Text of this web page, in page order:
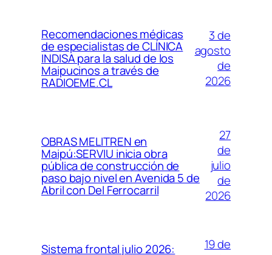
Recomendaciones médicas
de especialistas de CLÍNICA
INDISA para la salud de los
Maipucinos a través de
RADIOEME.CL
3 de
agosto
de
2026
OBRAS MELITREN en
Maipú:SERVIU inicia obra
pública de construcción de
paso bajo nivel en Avenida 5 de
Abril con Del Ferrocarril
27
de
julio
de
2026
Sistema frontal julio 2026:
19 de